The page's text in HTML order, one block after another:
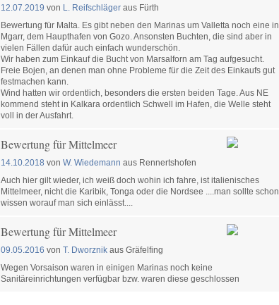
12.07.2019 von L. Reifschlägeraus Fürth
Bewertung für Malta. Es gibt neben den Marinas um Valletta noch eine in
Mgarr, dem Haupthafen von Gozo. Ansonsten Buchten, die sind aber in
vielen Fällen dafür auch einfach wunderschön.
Wir haben zum Einkauf die Bucht von Marsalforn am Tag aufgesucht.
Freie Bojen, an denen man ohne Probleme für die Zeit des Einkaufs gut
festmachen kann.
Wind hatten wir ordentlich, besonders die ersten beiden Tage. Aus NE
kommend steht in Kalkara ordentlich Schwell im Hafen, die Welle steht
voll in der Ausfahrt.
Bewertung für Mittelmeer
14.10.2018 von W. Wiedemann aus Rennertshofen
Auch hier gilt wieder, ich weiß doch wohin ich fahre, ist italienisches
Mittelmeer, nicht die Karibik, Tonga oder die Nordsee ....man sollte schon
wissen worauf man sich einlässt....
Bewertung für Mittelmeer
09.05.2016 von T. Dworznikaus Gräfelfing
Wegen Vorsaison waren in einigen Marinas noch keine
Sanitäreinrichtungen verfügbar bzw. waren diese geschlossen